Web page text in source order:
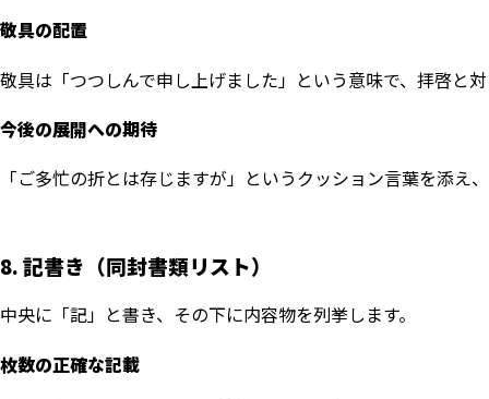
敬具の配置
敬具は「つつしんで申し上げました」という意味で、拝啓と
今後の展開への期待
「ご多忙の折とは存じますが」というクッション言葉を添え
8. 記書き（同封書類リスト）
中央に「記」と書き、その下に内容物を列挙します。
枚数の正確な記載